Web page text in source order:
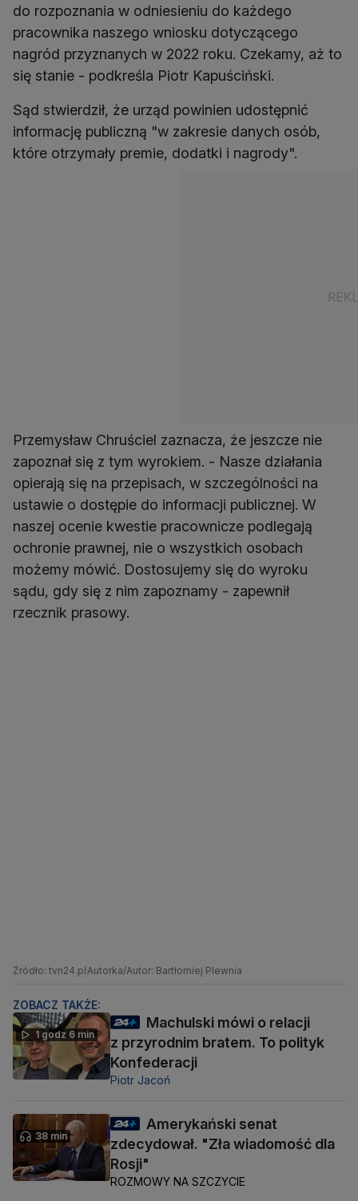
do rozpoznania w odniesieniu do każdego
pracownika naszego wniosku dotyczącego
nagród przyznanych w 2022 roku. Czekamy, aż to
się stanie - podkreśla Piotr Kapuściński.
Sąd stwierdził, że urząd powinien udostępnić
informację publiczną "w zakresie danych osób,
które otrzymały premie, dodatki i nagrody".
Przemysław Chruściel zaznacza, że jeszcze nie
zapoznał się z tym wyrokiem. - Nasze działania
opierają się na przepisach, w szczególności na
ustawie o dostępie do informacji publicznej. W
naszej ocenie kwestie pracownicze podlegają
ochronie prawnej, nie o wszystkich osobach
możemy mówić. Dostosujemy się do wyroku
sądu, gdy się z nim zapoznamy - zapewnił
rzecznik prasowy.
Źródło: tvn24.pl Autorka/Autor: Bartłomiej Plewnia
ZOBACZ TAKŻE:
1 godz 6 min
Machulski mówi o relacji
z przyrodnim bratem. To polityk
Konfederacji
Piotr Jacoń
38 min
Amerykański senat
zdecydował. "Zła wiadomość dla
Rosji"
ROZMOWY NA SZCZYCIE